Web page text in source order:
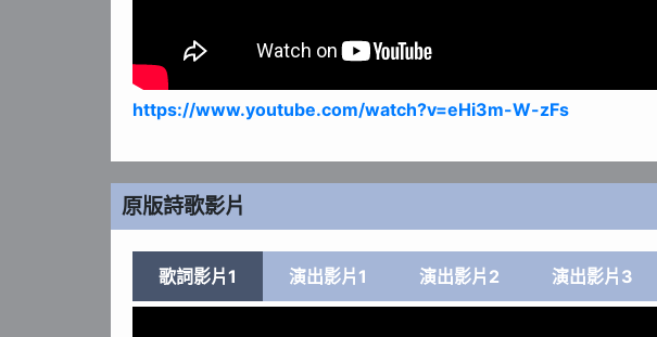
https://www.youtube.com/watch?v=eHi3m-W-zFs
原版詩歌影片
歌詞影片1 演出影片1 演出影片2 演出影片3